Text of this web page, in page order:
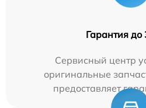
Гарантия до
Сервисный центр
оригинальные
предоставляет